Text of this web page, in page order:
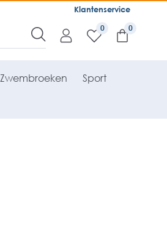
Klantenservice
0
Zwembroeken Sport